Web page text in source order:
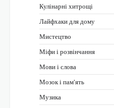
Кулінарні хитрощі
Лайфхаки для дому
Мистецтво
Міфи і розвінчання
Мови і слова
Мозок і пам'ять
Музика